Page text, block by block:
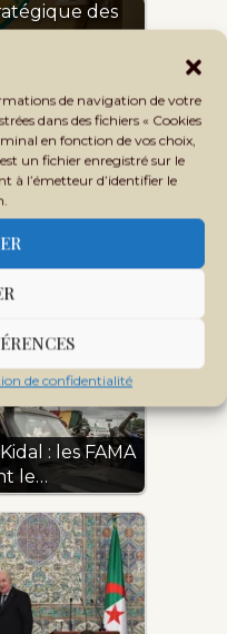
de navigation de votre
dans des fichiers « Cookies
en fonction de vos choix,
un fichier enregistré sur le
à l’émetteur d’identifier le
de confidentialité
des
: frappes
et…
: les FAMA
le…